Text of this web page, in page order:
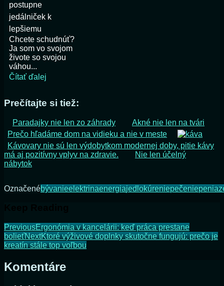
postupne
jedálniček k
lepšiemu
Chcete schudnúť?
Ja som vo svojom
živote so svojou
váhou...
Čítať ďalej
Prečítajte si tiež:
Paradajky nie len zo záhrady
Akné nie len na tvári
Prečo hľadáme dom na vidieku a nie v meste
Kávovary nie sú len výdobytkom modernej doby, pitie kávy
má aj pozitívny vplyv na zdravie.
Nie len účelný
nábytok
Označenébývanieelektrinaenergiajedlokúreniepečenie
PreviousErgonómia v kancelárii: keď práca prestane
bolieťNextKtoré výživové doplnky skutočne fungujú: prečo je
kreatín stále top voľbou
Komentáre